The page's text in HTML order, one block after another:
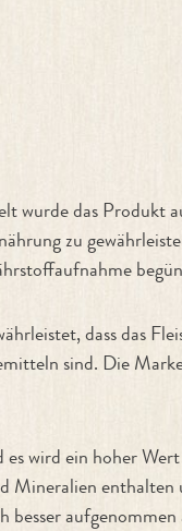
wurde das Produkt
zu
dass das
sind. Die
wird ein hoher
enthalten
aufgenommen